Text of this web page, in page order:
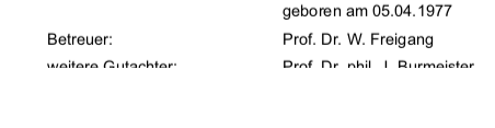
                                                                  geboren           am           05.04.1977
Betreuer:                                            Prof.           Dr.           W.           Freigang
weitere Gutachter: Prof. Dr. phil. J. Burmeister